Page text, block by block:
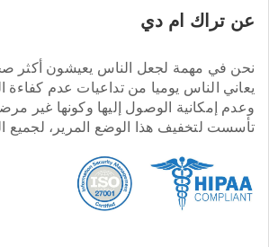
عن تراك ام دي
نحن في مهمة لجعل الناس يعيشون أكثر
يعاني الناس يوميا من تداعيات عدم كفاءة
وعدم إمكانية الوصول إليها وكونها غير
تأسست لتخفيف هذا الوضع المرير، لجميع